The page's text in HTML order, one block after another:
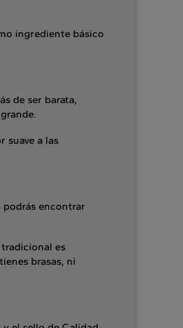
ingrediente básico
de ser barata,
suave a las
podrás encontrar
es
brasas, ni